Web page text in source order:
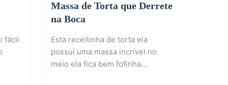
fácil
Massa de Torta que Derrete
na Boca
Esta receitinha de torta ela
possuí uma massa incrível no
meio ela fica bem fofinha…